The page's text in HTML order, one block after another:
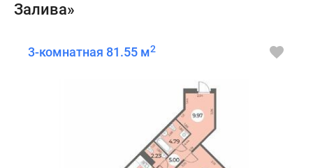
Залива»
3-комнатная 81.55 м2